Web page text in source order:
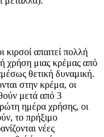
απαιτεί πολλή
χρήση μιας κρέμας από
θετική δυναμική.
στην κρέμα, οι
μετά από 3
ημέρα χρήσης, οι
το πρήξιμο
νέες